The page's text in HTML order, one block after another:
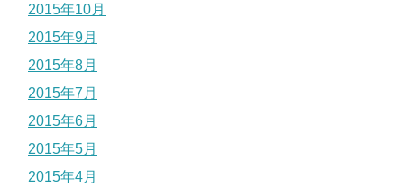
2015年10月
2015年9月
2015年8月
2015年7月
2015年6月
2015年5月
2015年4月